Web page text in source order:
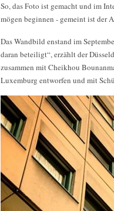
So, das Foto ist gemacht und im
mögen beginnen - gemeint ist der
Das Wandbild enstand im
daran beteiligt“, erzählt der
zusammen mit Cheikhou
Luxemburg entworfen und mit